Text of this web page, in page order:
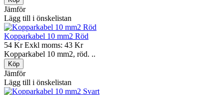
Jämför
Lägg till i önskelistan
Kopparkabel 10 mm2 Röd
54 KrExkl moms: 43 Kr
Kopparkabel 10 mm2, röd. ..
Jämför
Lägg till i önskelistan